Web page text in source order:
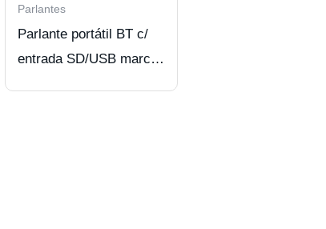
Parlantes
Parlante portátil BT c/
entrada SD/USB marca